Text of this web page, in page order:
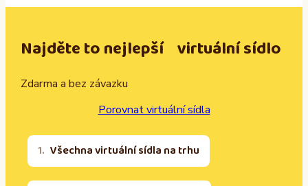
Najděte to nejlepší virtuální sídlo
Zdarma a bez závazku
Porovnat virtuální sídla
Všechna virtuální sídla na trhu